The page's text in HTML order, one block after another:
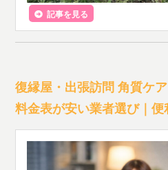
記事を見る
復縁屋・出張訪問 角質ケ
料金表が安い業者選び｜